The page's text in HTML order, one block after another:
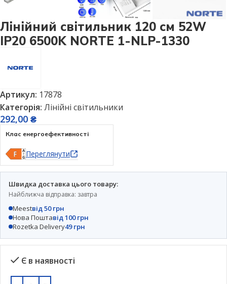
Лінійний світильник 120 см 52W
IP20 6500K NORTE 1-NLP-1330
Артикул: 17878
Категорія: Лінійні світильники
292,00 ₴
Клас енергоефективності
Переглянути
Швидка доставка цього товару:
Найближча відправка: завтра
Meestвід 50 грн
Нова Поштавід 100 грн
Rozetka Delivery49 грн
Є в наявності